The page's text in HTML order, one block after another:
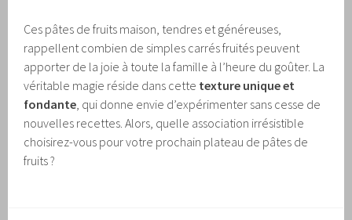
Ces pâtes de fruits maison, tendres et généreuses,
rappellent combien de simples carrés fruités peuvent
apporter de la joie à toute la famille à l’heure du goûter. La
véritable magie réside dans cette texture unique et
fondante , qui donne envie d’expérimenter sans cesse de
nouvelles recettes. Alors, quelle association irrésistible
choisirez-vous pour votre prochain plateau de pâtes de
fruits ?